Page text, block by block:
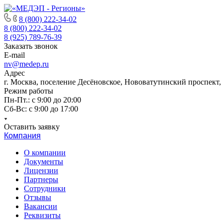
8 (800) 222-34-02
8 (800) 222-34-02
8 (925) 789-76-39
Заказать звонок
E-mail
nv@medep.ru
Адрес
г. Москва, поселение Десёновское, Нововатутинский проспект,
Режим работы
Пн-Пт.: с 9:00 до 20:00
Cб-Вс: с 9:00 до 17:00
Оставить заявку
Компания
О компании
Документы
Лицензии
Партнеры
Сотрудники
Отзывы
Вакансии
Реквизиты